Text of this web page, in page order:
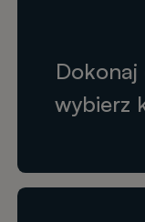
Dokonaj
wybierz